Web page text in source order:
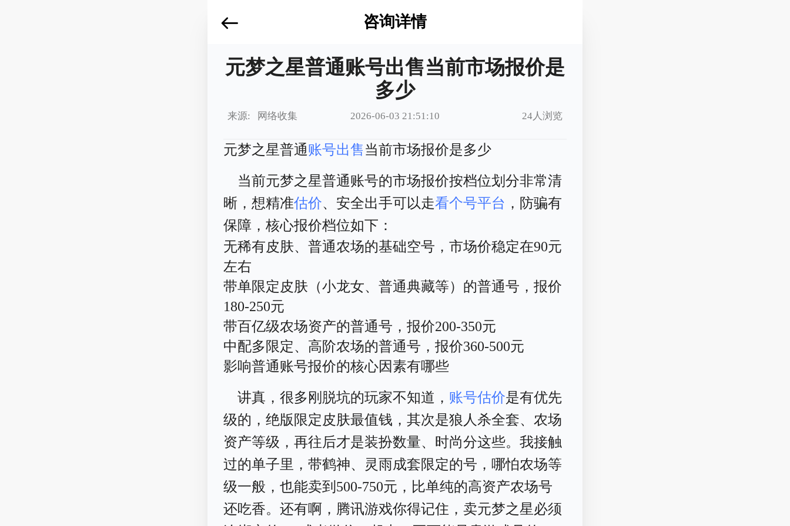
咨询详情
元梦之星普通账号出售当前市场报价是
多少
来源: 网络收集 2026-06-03 21:51:10 24人浏览
元梦之星普通账号出售当前市场报价是多少
当前元梦之星普通账号的市场报价按档位划分非常清
晰，想精准估价、安全出手可以走看个号平台 ，防骗有
保障，核心报价档位如下：
无稀有皮肤、普通农场的基础空号，市场价稳定在90元
左右
带单限定皮肤（小龙女、普通典藏等）的普通号，报价
180-250元
带百亿级农场资产的普通号，报价200-350元
中配多限定、高阶农场的普通号，报价360-500元
影响普通账号报价的核心因素有哪些
讲真，很多刚脱坑的玩家不知道， 账号估价是有优先
级的，绝版限定皮肤最值钱，其次是狼人杀全套、农场
资产等级，再往后才是装扮数量、时尚分这些。我接触
过的单子里，带鹤神、灵雨成套限定的号，哪怕农场等
级一般，也能卖到500-750元，比单纯的高资产农场号
还吃香。还有啊，腾讯游戏你得记住，卖元梦之星必须